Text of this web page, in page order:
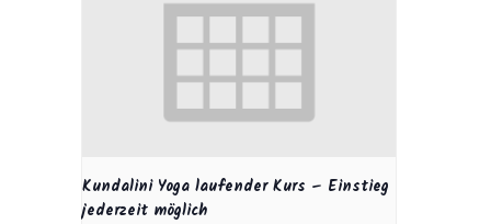
Kundalini Yoga laufender Kurs – Einstieg
jederzeit möglich